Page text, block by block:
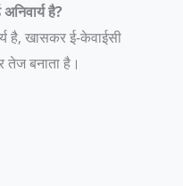
है?
है, खासकर ई-केवाईसी
तेज बनाता है।